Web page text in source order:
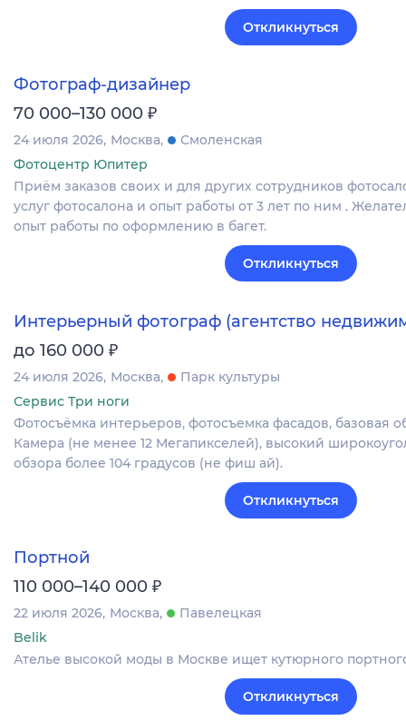
Откликнуться
Фотограф-дизайнер
70 000–130 000 ₽
24 июля 2026 Москва
Смоленская
Фотоцентр Юпитер
Приём заказов своих и для других сотрудников
услуг фотосалона и опыт работы от 3 лет по ним .
опыт работы по оформлению в багет.
Откликнуться
Интерьерный фотограф (агентство
до 160 000 ₽
24 июля 2026 Москва
Парк культуры
Сервис Три ноги
Фотосъёмка интерьеров, фотосъемка фасадов, базовая
Камера (не менее 12 Мегапикселей), высокий
обзора более 104 градусов (не фиш ай).
Откликнуться
Портной
110 000–140 000 ₽
22 июля 2026 Москва
Павелецкая
Belik
Ателье высокой моды в Москве ищет кутюрного
Откликнуться